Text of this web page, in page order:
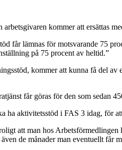
kommer att ersättas
får lämnas för motsvarande 75
på 75 procent av heltid.”
kommer att kunna få del
får göras för den som sedan
ha aktivitetsstöd i FAS 3 idag, för
att man hos
de månader man eventuellt